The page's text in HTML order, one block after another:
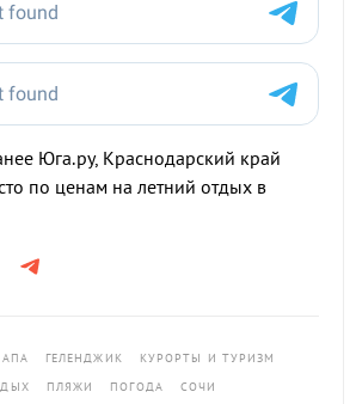
Юга.ру, Краснодарский край
по ценам на летний отдых в
ГЕЛЕНДЖИК
КУРОРТЫ И ТУРИЗМ
ПЛЯЖИ ПОГОДА
СОЧИ